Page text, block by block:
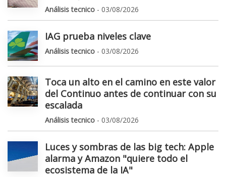
Análisis tecnico - 03/08/2026
IAG prueba niveles clave
Análisis tecnico - 03/08/2026
Toca un alto en el camino en este valor
del Continuo antes de continuar con su
escalada
Análisis tecnico - 03/08/2026
Luces y sombras de las big tech: Apple
alarma y Amazon "quiere todo el
ecosistema de la IA"